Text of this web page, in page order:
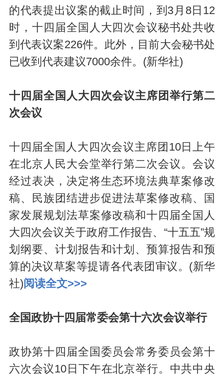
的代表提出议案的截止时间，到3月8日12
时，十四届全国人大四次会议秘书处共收
到代表议案226件。此外，目前大会秘书处
已收到代表建议7000余件。(新华社)
十四届全国人大四次会议主席团举行第二
次会议
十四届全国人大四次会议主席团10日上午
在北京人民大会堂举行第二次会议。会议
经过表决，决定将生态环境法典草案修改
稿、民族团结进步促进法草案修改稿、国
家发展规划法草案修改稿和十四届全国人
大四次会议关于政府工作报告、“十五五”规
划纲要、计划报告和计划、预算报告和预
算的决议草案等提请各代表团审议。(新华
社)阅读全文>>>
全国政协十四届常委会第十六次会议举行
政协第十四届全国委员会常务委员会第十
六次会议10日下午在北京举行。中共中央